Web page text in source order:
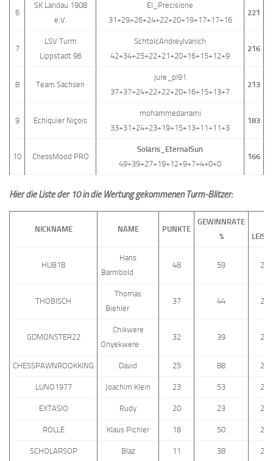
6
SK Landau 1908
e.V.
El_Precisione
31+29+26+24+22+20+19+17+17+16
221
7
LSV Turm
Lippstadt 96
SchtolcAndreyIvanich
42+34+25+22+21+20+16+15+12+9
216
8 Team Sachsen
jure_pl91
37+37+24+22+22+20+16+15+13+7
213
9 Echiquier Niçois
mohammedarrami
33+31+24+23+19+15+13+11+11+3
183
10 ChessMood PRO
Solaris_EternalSun
49+39+27+19+12+9+7+4+0+0
166
Hier die Liste der 10 in die Wertung gekommenen Turm-Blitzer:
NICKNAME NAME PUNKTE
GEWINNRATE
%
HUB18
Hans
Barmbold
48 59
THOBISCH
Thomas
Biehler
37 44
GDMONSTER22
Chikwere
Onyekwere
32 39
CHESSPAWNROOKKING David 25 88
LUNO1977 Joachim Klein 23 53
EXTASIO Rudy 20 23
ROLLE Klaus Pichler 18 50
SCHOLARSOP Blaz 11 38